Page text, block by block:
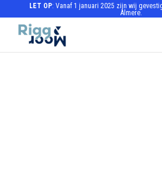
LET OP: Vanaf 1 januari 2025 zijn wij
Almere.